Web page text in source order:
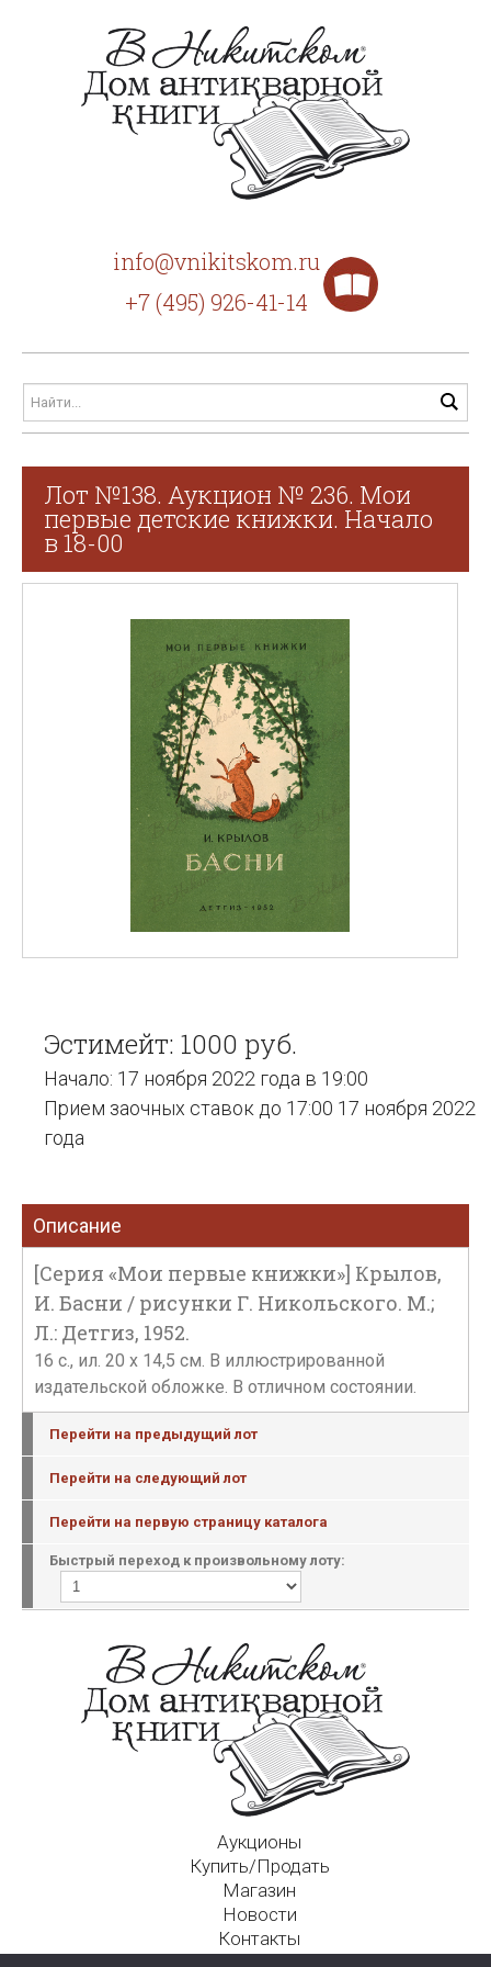
info@vnikitskom.ru
+7 (495) 926-41-14
Лот №138. Аукцион № 236. Мои
первые детские книжки. Начало
в 18-00
Эстимейт: 1000 руб.
Начало: 17 ноября 2022 года в 19:00
Прием заочных ставок до 17:00 17 ноября 2022
года
Описание
[Серия «Мои первые книжки»] Крылов,
И. Басни / рисунки Г. Никольского. М.;
Л.: Детгиз, 1952.
16 с., ил. 20 х 14,5 см. В иллюстрированной
издательской обложке. В отличном состоянии.
Перейти на предыдущий лот
Перейти на следующий лот
Перейти на первую страницу каталога
Быстрый переход к произвольному лоту:
Аукционы
Купить/Продать
Магазин
Новости
Контакты